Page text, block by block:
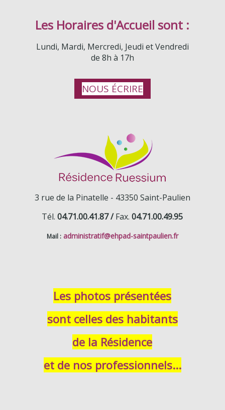
Les Horaires d'Accueil sont :
Lundi, Mardi, Mercredi, Jeudi et Vendredi
de 8h à 17h
NOUS ÉCRIRE
3 rue de la Pinatelle - 43350 Saint-Paulien
Tél. 04.71.00.41.87 /Fax. 04.71.00.49.95
Mail : administratif@ehpad-saintpaulien.fr
Les photos présentées
sont celles des habitants
de la Résidence
et de nos professionnels...